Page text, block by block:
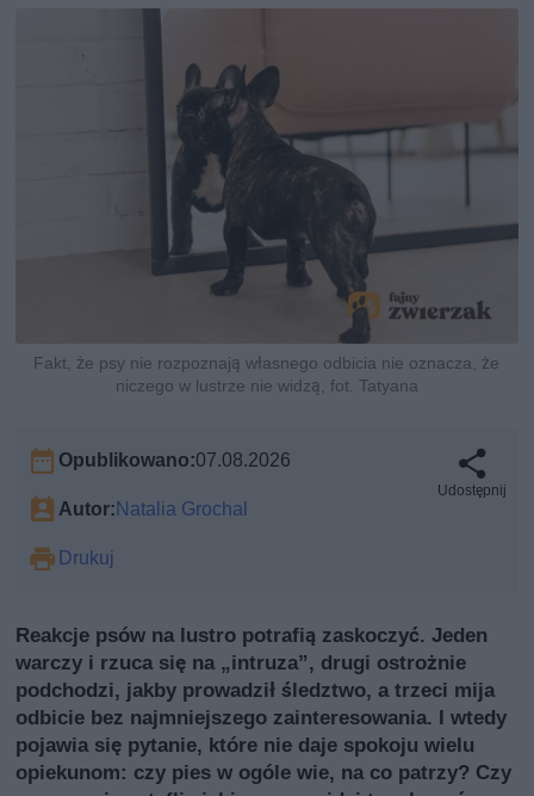
Fakt, że psy nie rozpoznają własnego odbicia nie oznacza, że
niczego w lustrze nie widzą, fot. Tatyana
Opublikowano:07.08.2026
Autor:Natalia Grochal
Drukuj
Udostępnij
Reakcje psów na lustro potrafią zaskoczyć. Jeden
warczy i rzuca się na „intruzа”, drugi ostrożnie
podchodzi, jakby prowadził śledztwo, a trzeci mija
odbicie bez najmniejszego zainteresowania. I wtedy
pojawia się pytanie, które nie daje spokoju wielu
opiekunom: czy pies w ogóle wie, na co patrzy? Czy